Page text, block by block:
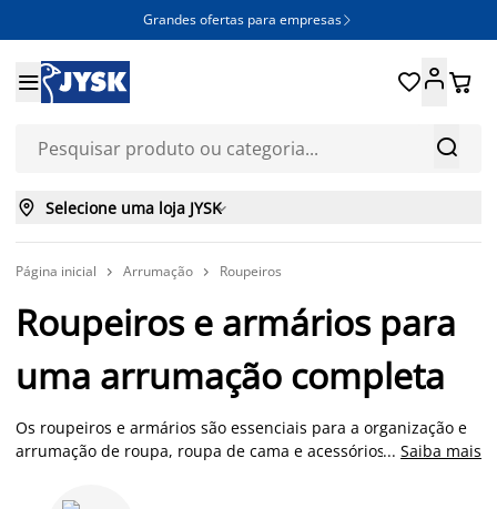
Grandes ofertas para empresas 


 
 Selecione uma loja JYSK
Página inicial  Arrumação  Roupeiros
Roupeiros e armários para
uma arrumação completa
Os roupeiros e armários são essenciais para a organização e
arrumação de roupa, roupa de cama e acessórios,
funcionalidade e design. Podem ser utilizados em qualquer
... Saiba mais